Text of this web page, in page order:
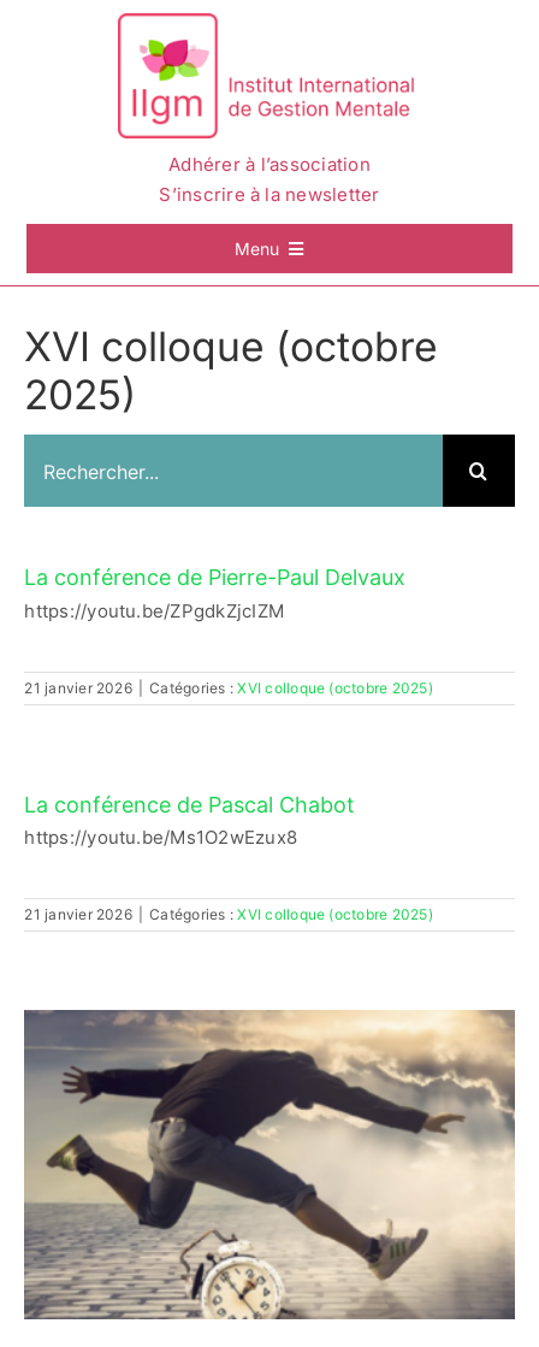
Adhérer à l’association
S’inscrire à la newsletter
Menu
Accès adhérent·es
XVI colloque (octobre
2025)
La conférence de Pierre-Paul Delvaux
https://youtu.be/ZPgdkZjcIZM
21 janvier 2026 Catégories :XVI colloque (octobre 2025)
La conférence de Pascal Chabot
https://youtu.be/Ms1O2wEzux8
21 janvier 2026 Catégories :XVI colloque (octobre 2025)